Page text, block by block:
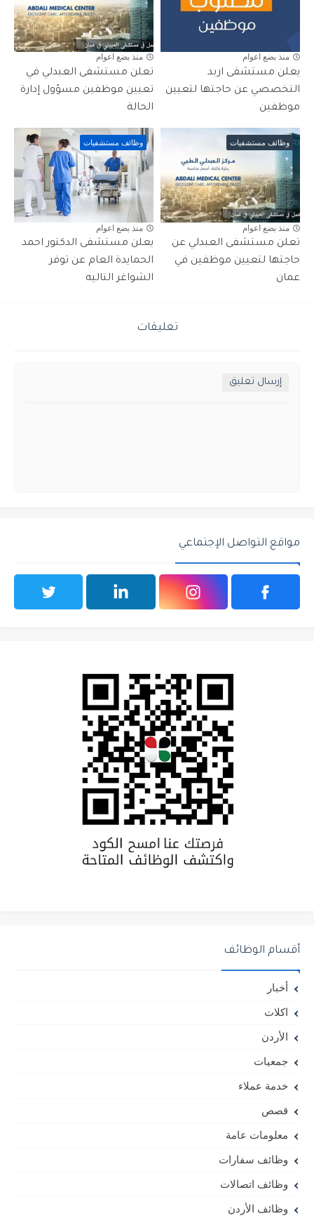
منذ بضع اعوام
يعلن مستشفى اربد
التخصصي عن حاجتها لتعيين
موظفين
منذ بضع اعوام
تعلن مستشفى العبدلي في
تعيين موظفين مسؤول إدارة
الحالة
وظائف مستشفيات
منذ بضع اعوام
تعلن مستشفى العبدلي عن
حاجتها لتعيين موظفين في
عمان
وظائف مستشفيات
منذ بضع اعوام
يعلن مستشفى الدكتور احمد
الحمايدة العام عن توفر
الشواغر التاليه
تعليقات
إرسال تعليق
مواقع التواصل الإجتماعي
أقسام الوظائف
أخبار
اكلات
الأردن
جمعيات
خدمة عملاء
قصص
معلومات عامة
وظائف سفارات
وظائف اتصالات
وظائف الأردن